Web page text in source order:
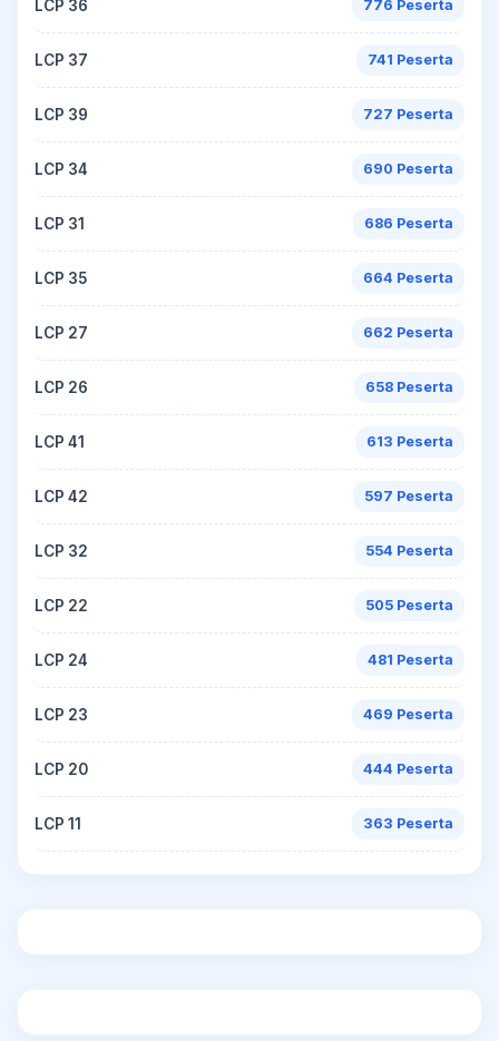
LCP 36 776 Peserta
LCP 37 741 Peserta
LCP 39 727 Peserta
LCP 34 690 Peserta
LCP 31 686 Peserta
LCP 35 664 Peserta
LCP 27 662 Peserta
LCP 26 658 Peserta
LCP 41 613 Peserta
LCP 42 597 Peserta
LCP 32 554 Peserta
LCP 22 505 Peserta
LCP 24 481 Peserta
LCP 23 469 Peserta
LCP 20 444 Peserta
LCP 11 363 Peserta